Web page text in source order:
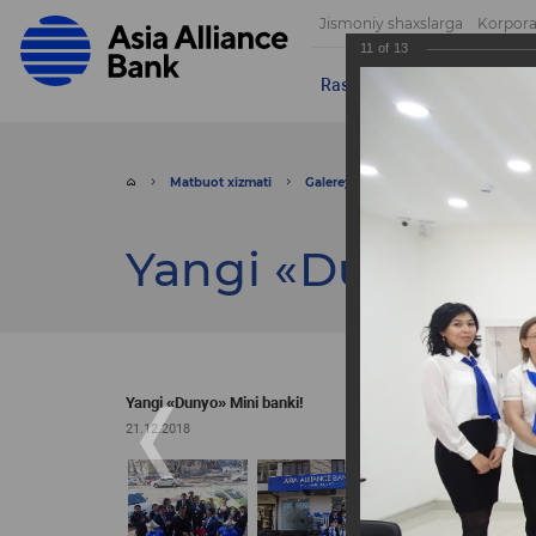
Jismoniy shaxslarga
Rasmlar
Matbuot xizmati Galereya
Yangi «Dunyo»
Yangi «Dunyo» Mini banki!
21.12.2018
11 of 13